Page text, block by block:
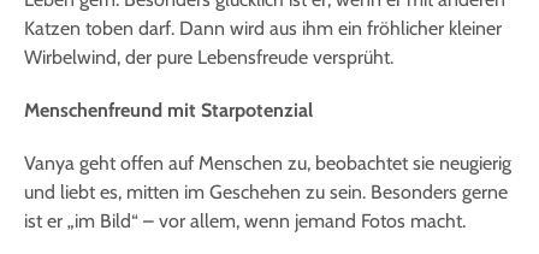
Katzen toben darf. Dann wird aus ihm ein fröhlicher kleiner
Wirbelwind, der pure Lebensfreude versprüht.
Menschenfreund mit Starpotenzial
Vanya geht offen auf Menschen zu, beobachtet sie neugierig
und liebt es, mitten im Geschehen zu sein. Besonders gerne
ist er „im Bild“ – vor allem, wenn jemand Fotos macht.